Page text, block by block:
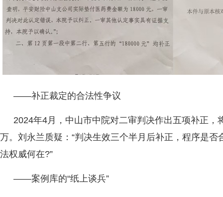
——补正裁定的合法性争议
2024年4月，中山市中院对二审判决作出五项补正，
万。刘永兰质疑：“判决生效三个半月后补正，程序是否
法权威何在?”
——案例库的“纸上谈兵”